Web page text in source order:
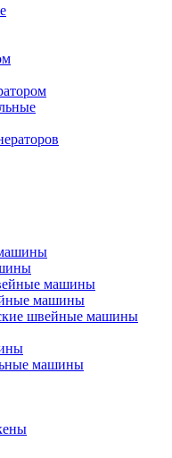
машины
машины
швейные машины
машины